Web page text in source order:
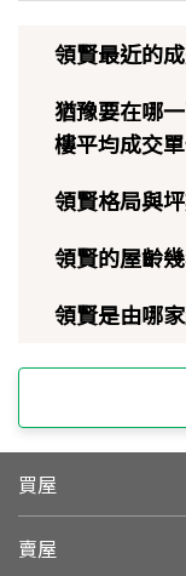
領賢最近的
猶豫要在哪
樓平均成交
領賢格局與
領賢的屋齡
領賢是由哪
買屋
賣屋